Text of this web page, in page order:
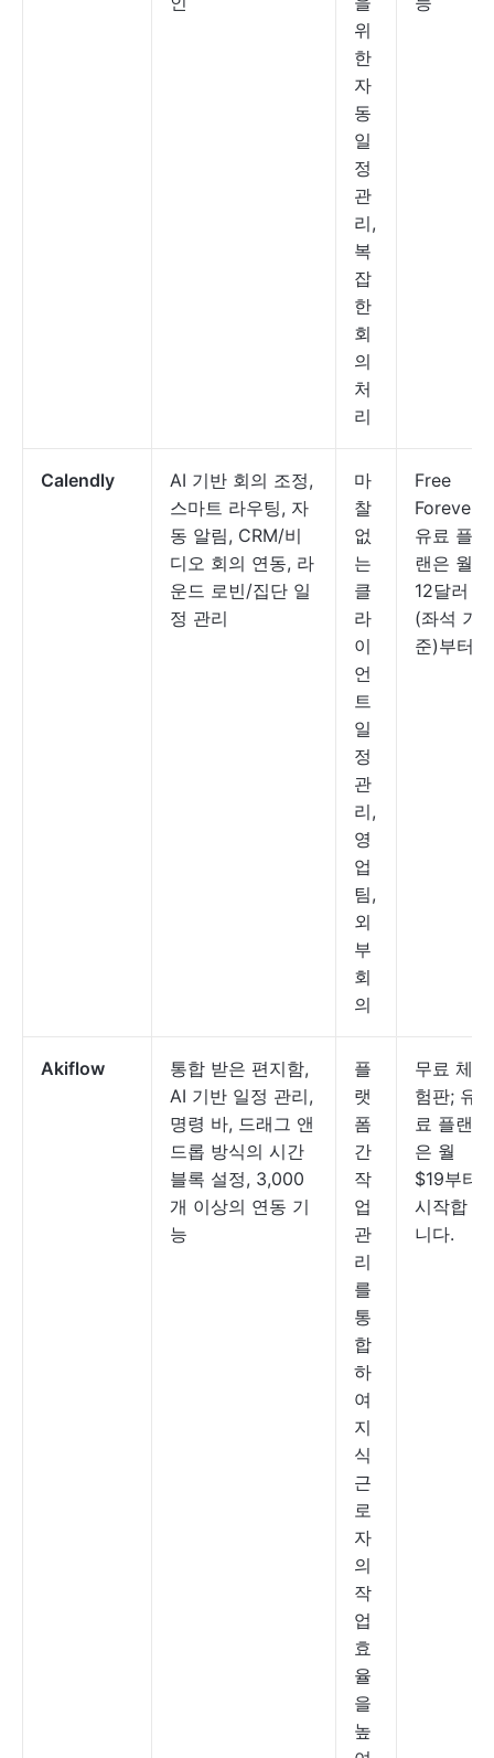
위
한
자
동
일
정
관
리,
복
잡
한
회
의
처
리
Calendly
AI 기반 회의 조정,
스마트 라우팅, 자
동 알림, CRM/비
디오 회의 연동, 라
운드 로빈/집단 일
정 관리
마
찰
없
는
클
라
이
언
트
일
정
관
리,
영
업
팀,
외
부
회
의
Free
Forever;
유료 플
랜은 월
12달러
(좌석 기
준)부터
Akiflow
통합 받은 편지함,
AI 기반 일정 관리,
명령 바, 드래그 앤
드롭 방식의 시간
블록 설정, 3,000
개 이상의 연동 기
능
플
랫
폼
간
작
업
관
리
를
통
합
하
여
지
식
근
로
자
의
작
업
효
율
을
높
무료 체
험판; 유
료 플랜
은 월
$19부터
시작합
니다.